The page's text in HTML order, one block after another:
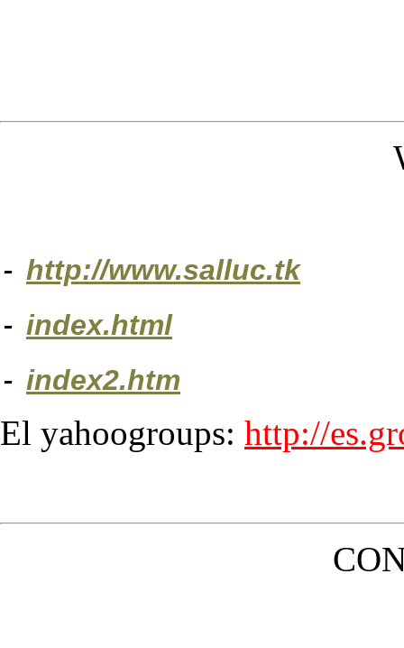
- http://www.salluc.tk
- index.html
- index2.htm
El yahoogroups: http://